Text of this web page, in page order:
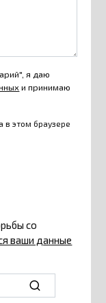
я даю
и принимаю
в этом браузере
со
ваши данные